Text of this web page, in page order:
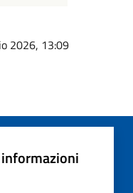
2026, 13:09